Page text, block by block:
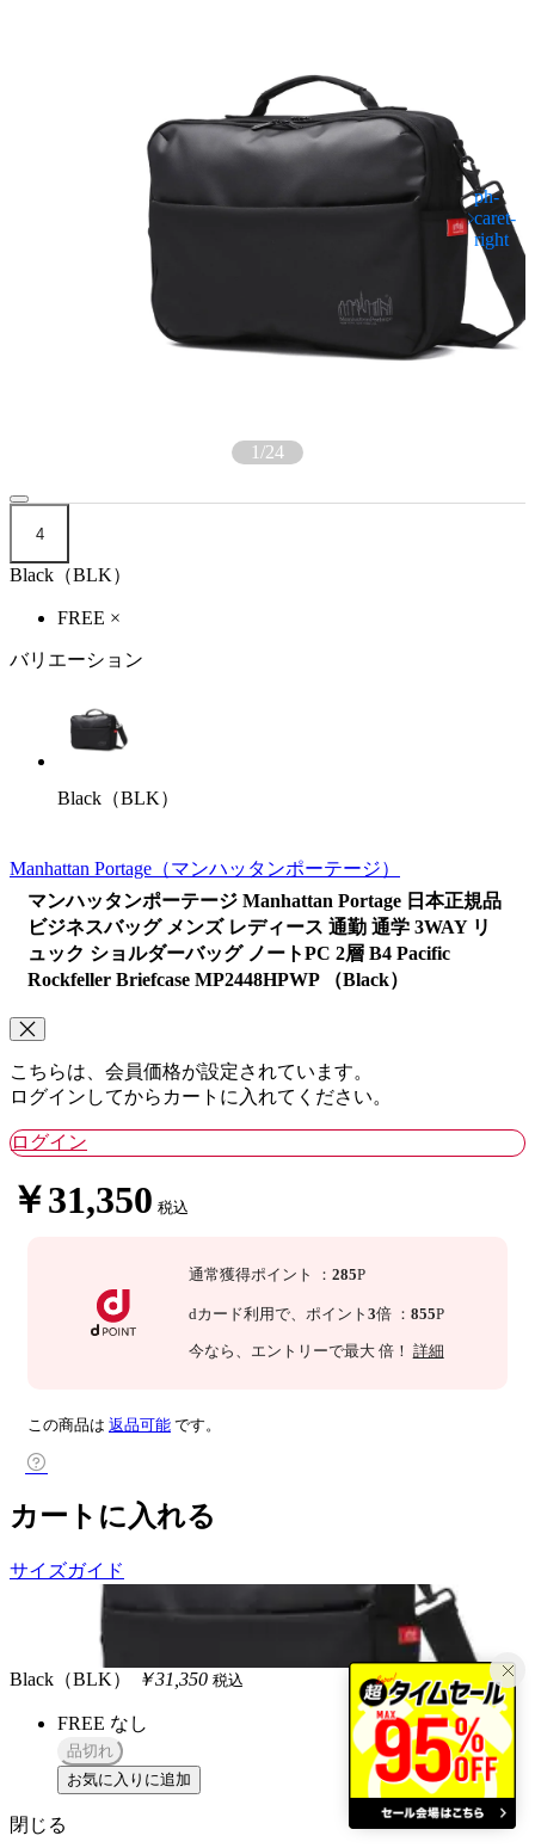
1/24
4
Black（BLK）
FREE ×
バリエーション
Black（BLK）
Manhattan Portage （マンハッタンポーテージ）
マンハッタンポーテージ Manhattan Portage 日本正規品
ビジネスバッグ メンズ レディース 通勤 通学 3WAY リ
ュック ショルダーバッグ ノートPC 2層 B4 Pacific
Rockfeller Briefcase MP2448HPWP （Black）
こちらは、会員価格が設定されています。
ログインしてからカートに入れてください。
ログイン
￥31,350 税込
通常獲得ポイント ： 285P
dカード利用で、 ポイント 3倍 ： 855P
今なら 、エントリーで最大 倍！ 詳細
この商品は 返品可能 です。
カートに入れる
サイズガイド
Black（BLK） ￥31,350 税込
FREE なし
品切れ
お気に入りに追加
閉じる